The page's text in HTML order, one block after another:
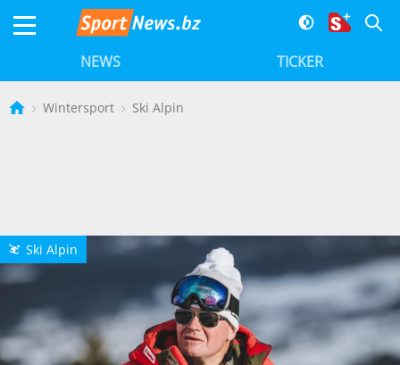
NEWS TICKER
Wintersport Ski Alpin
L Ski Alpin